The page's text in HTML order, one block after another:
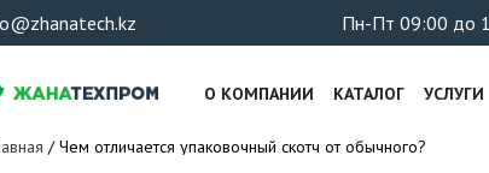
Пн-Пт 09:00 до
О КОМПАНИИ КАТАЛОГ УСЛУГИ
/ Чем отличается упаковочный скотч от обычного?